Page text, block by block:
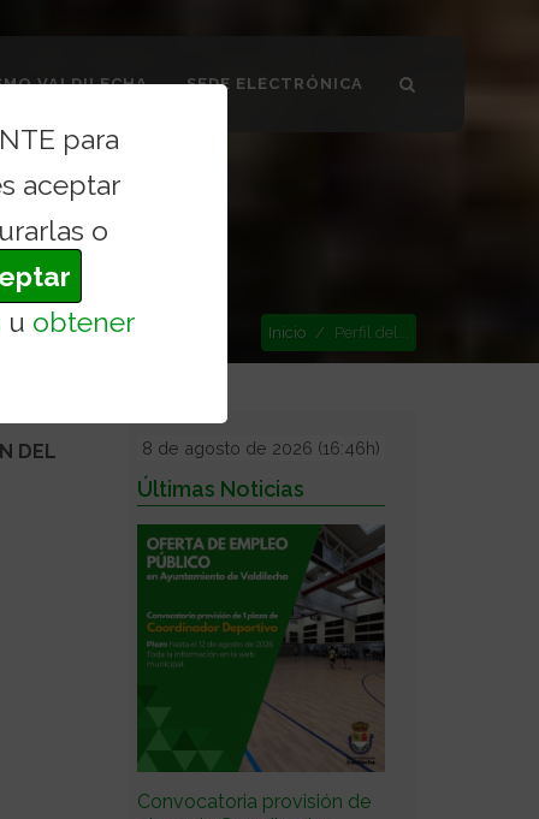
para
aceptar
o
u obtener
VALDILECHA SEDE ELECTRÓNICA
Inicio Perfil del...
DEL
8 de agosto de 2026 (16:46h)
Últimas Noticias
Convocatoria provisión de